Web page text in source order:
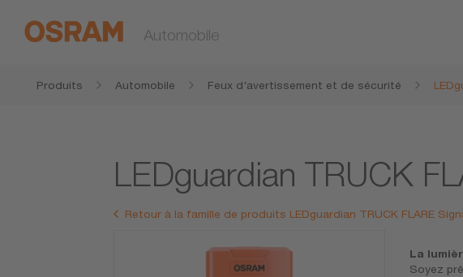
Automobile
Produits Automobile Feux d'avertissement et de sécurité
LEDguardian TRUCK
Retour à la famille de produits LEDguardian TRUCK FLARE
La
Soyez